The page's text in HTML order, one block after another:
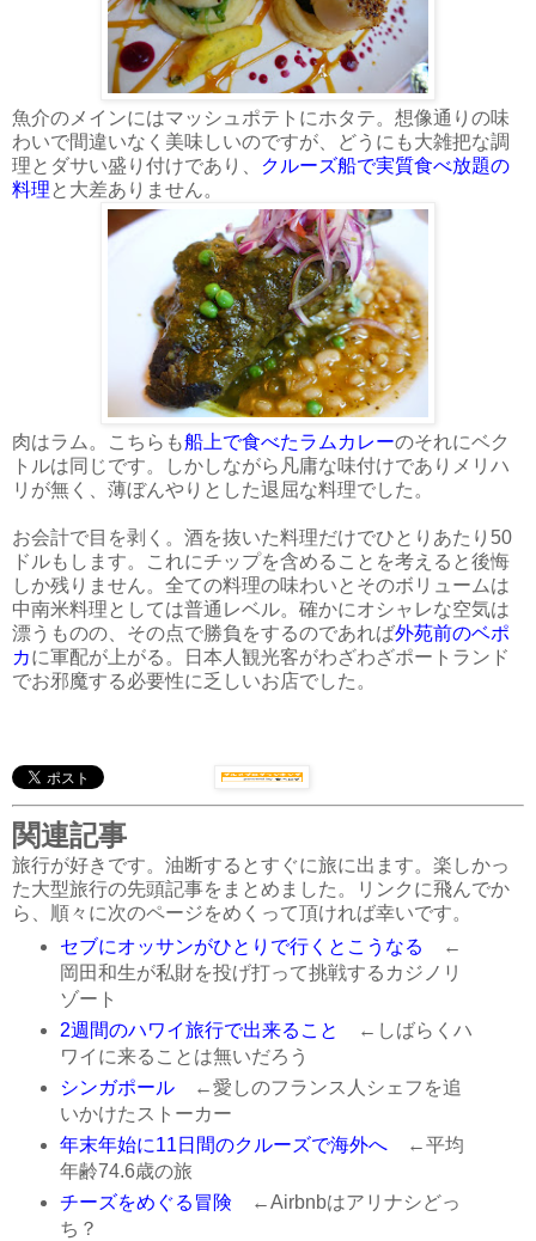
魚介のメインにはマッシュポテトにホタテ。想像通りの味
わいで間違いなく美味しいのですが、どうにも大雑把な調
理とダサい盛り付けであり、
クルーズ船で実質食べ放題の
料理 と大差ありません。
肉はラム。こちらも船上で食べたラムカレーのそれにベク
トルは同じです。しかしながら凡庸な味付けでありメリハ
リが無く、薄ぼんやりとした退屈な料理でした。
お会計で目を剥く。酒を抜いた料理だけでひとりあたり50
ドルもします。これにチップを含めることを考えると後悔
しか残りません。全ての料理の味わいとそのボリュームは
中南米料理としては普通レベル。確かにオシャレな空気は
漂うものの、その点で勝負をするのであれば外苑前のベポ
カに軍配が上がる。日本人観光客がわざわざポートランド
でお邪魔する必要性に乏しいお店でした。
関連記事
旅行が好きです。油断するとすぐに旅に出ます。楽しかっ
た大型旅行の先頭記事をまとめました。リンクに飛んでか
ら、順々に次のページをめくって頂ければ幸いです。
セブにオッサンがひとりで行くとこうなる ←
岡田和生が私財を投げ打って挑戦するカジノリ
ゾート
2週間のハワイ旅行で出来ること
←しばらくハ
ワイに来ることは無いだろう
シンガポール←愛しのフランス人シェフを追
いかけたストーカー
年末年始に11日間のクルーズで海外へ←平均
年齢74.6歳の旅
チーズをめぐる冒険 ←Airbnbはアリナシどっ
ち？